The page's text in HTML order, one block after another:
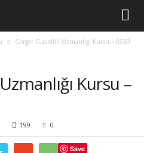
Gerger Güzellik Uzmanlığı Kursu – 0530
Kursu –
199 0
Save